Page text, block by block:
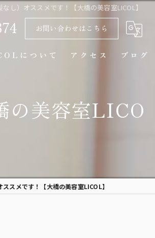
し）オススメです！【大橋の美容室LICOL】
お問い合わせはこちら
について
わせカット
ンセリング
アクセス ブログ
の美容室LICO
スメです！【大橋の美容室LICOL】